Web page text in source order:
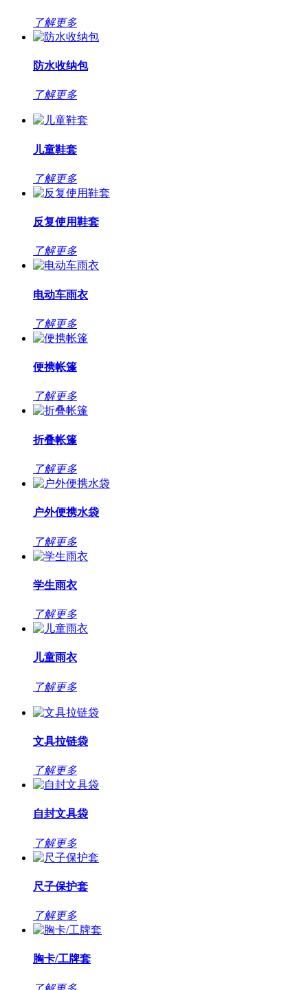
了解更多
防水收纳包
了解更多
儿童鞋套
了解更多
反复使用鞋套
了解更多
电动车雨衣
了解更多
便携帐篷
了解更多
折叠帐篷
了解更多
户外便携水袋
了解更多
学生雨衣
了解更多
儿童雨衣
了解更多
文具拉链袋
了解更多
自封文具袋
了解更多
尺子保护套
了解更多
胸卡/工牌套